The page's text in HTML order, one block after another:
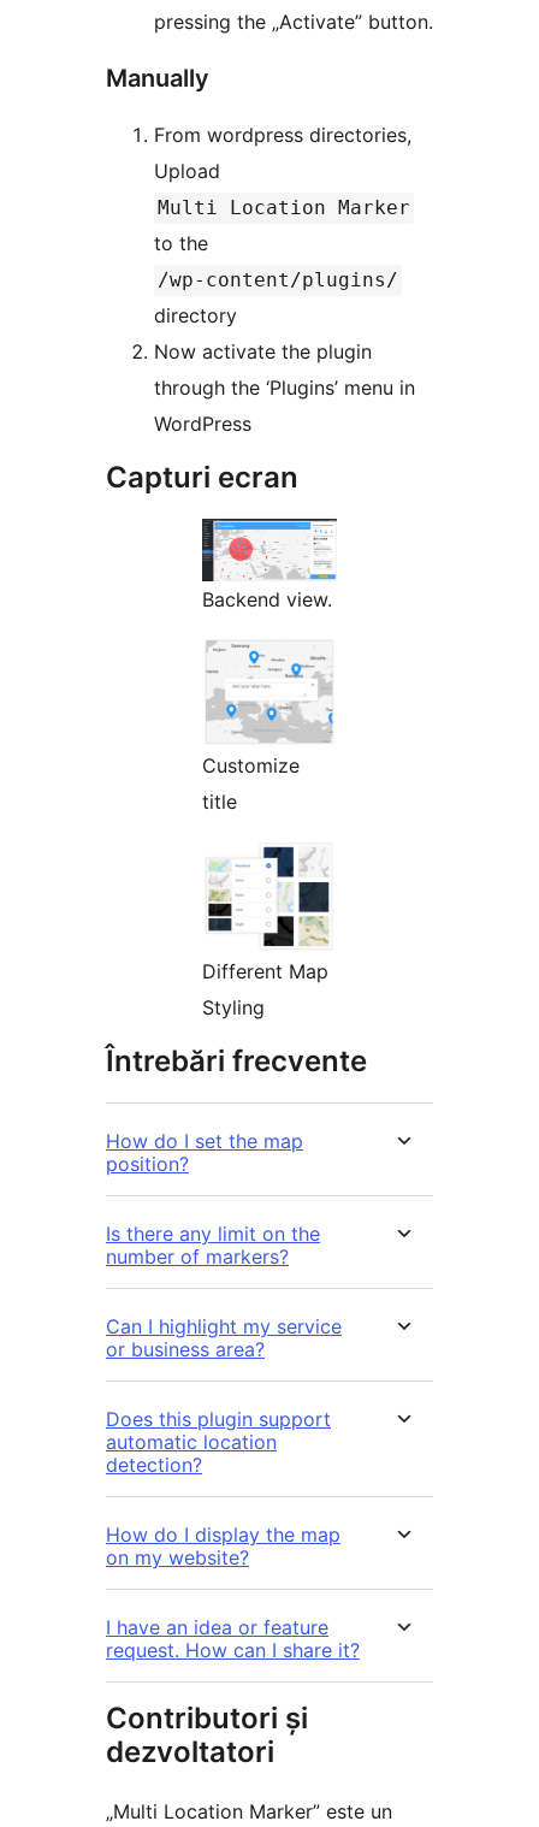
pressing the „Activate” button.
Manually
From wordpress directories,
Upload
Multi Location Marker
to the
/wp-content/plugins/
directory
Now activate the plugin
through the ‘Plugins’ menu in
WordPress
Capturi ecran
Backend view.
Customize
title
Different Map
Styling
Întrebări frecvente
How do I set the map
position?
Is there any limit on the
number of markers?
Can I highlight my service
or business area?
Does this plugin support
automatic location
detection?
How do I display the map
on my website?
I have an idea or feature
request. How can I share it?
Contributori și
dezvoltatori
„Multi Location Marker” este un